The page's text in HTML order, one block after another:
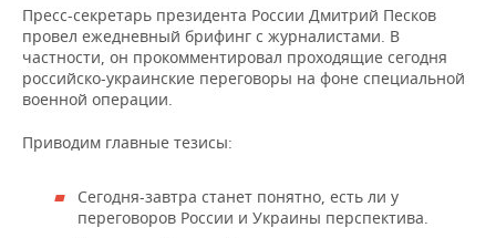
КОРОЛИ ГОСЗАКАЗА ПФО
ВУЗЫ ТАТАРСТАНА
КОМУ ПРИНАДЛЕЖАТ
ТАТАРСТАНА
ФИНАНСЫ
БАНКИ
НОВОСТИ
ПРОМЫШЛЕННОСТИ
АГРОПРОМ
НЕДВИЖИМОСТЬ
НОВОСТИ НЕДВИЖИМОСТИ
АВТО
НОВОСТИ АВТО
РОЗНИЧНАЯ ТОРГОВЛЯ
НОВОСТИ ТЕХНОЛОГИЙ
МЕРОПРИЯТИЯ
Пресс-секретарь президента России Дмитрий Песков
провел ежедневный брифинг с журналистами. В
частности, он прокомментировал проходящие сегодня
российско-украинские переговоры на фоне специальной
военной операции.
Приводим главные тезисы:
Сегодня-завтра станет понятно, есть ли у
переговоров России и Украины перспектива.